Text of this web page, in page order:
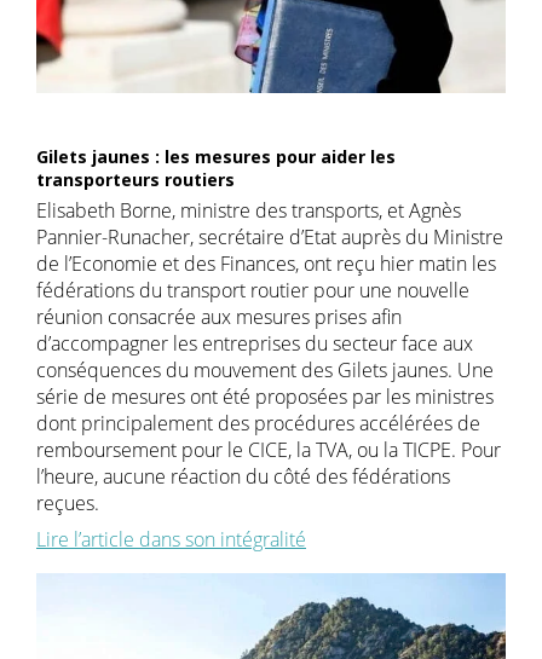
Gilets jaunes : les mesures pour aider les
transporteurs routiers
Elisabeth Borne, ministre des transports, et Agnès
Pannier-Runacher, secrétaire d’Etat auprès du Ministre
de l’Economie et des Finances, ont reçu hier matin les
fédérations du transport routier pour une nouvelle
réunion consacrée aux mesures prises afin
d’accompagner les entreprises du secteur face aux
conséquences du mouvement des Gilets jaunes. Une
série de mesures ont été proposées par les ministres
dont principalement des procédures accélérées de
remboursement pour le CICE, la TVA, ou la TICPE. Pour
l’heure, aucune réaction du côté des fédérations
reçues.
Lire l’article dans son intégralité